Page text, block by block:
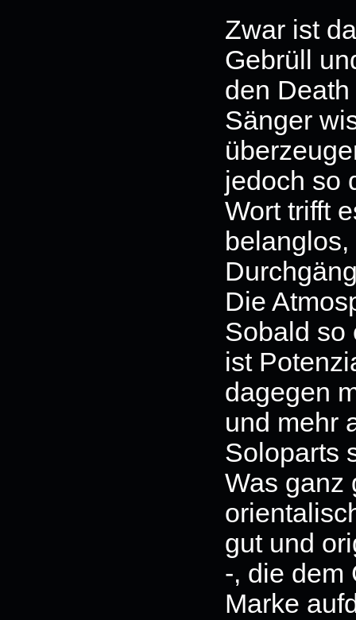
Zwar ist
Gebrüll
den
Sänger
jedoch so
Wort trifft
Die
Sobald so
ist
dagegen
und mehr
Soloparts
Was ganz
gut und
-, die dem
Marke